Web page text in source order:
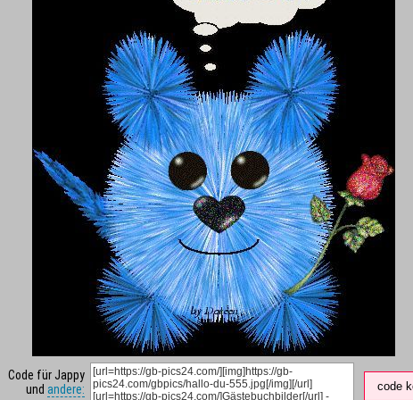
Code für Jappy
und andere: code